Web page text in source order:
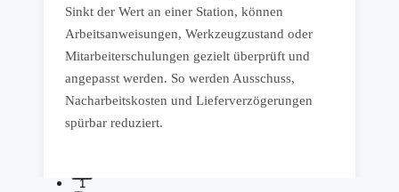
Sinkt der Wert an einer Station, können
Arbeitsanweisungen, Werkzeugzustand oder
Mitarbeiterschulungen gezielt überprüft und
angepasst werden. So werden Ausschuss,
Nacharbeitskosten und Lieferverzögerungen
spürbar reduziert.
1